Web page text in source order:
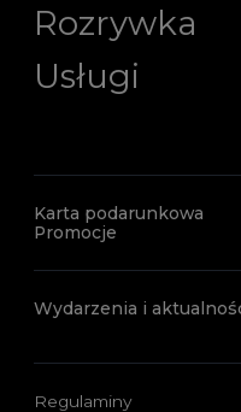
Rozrywka
Usługi
Karta podarunkowa
Promocje
Wydarzenia i
Regulaminy